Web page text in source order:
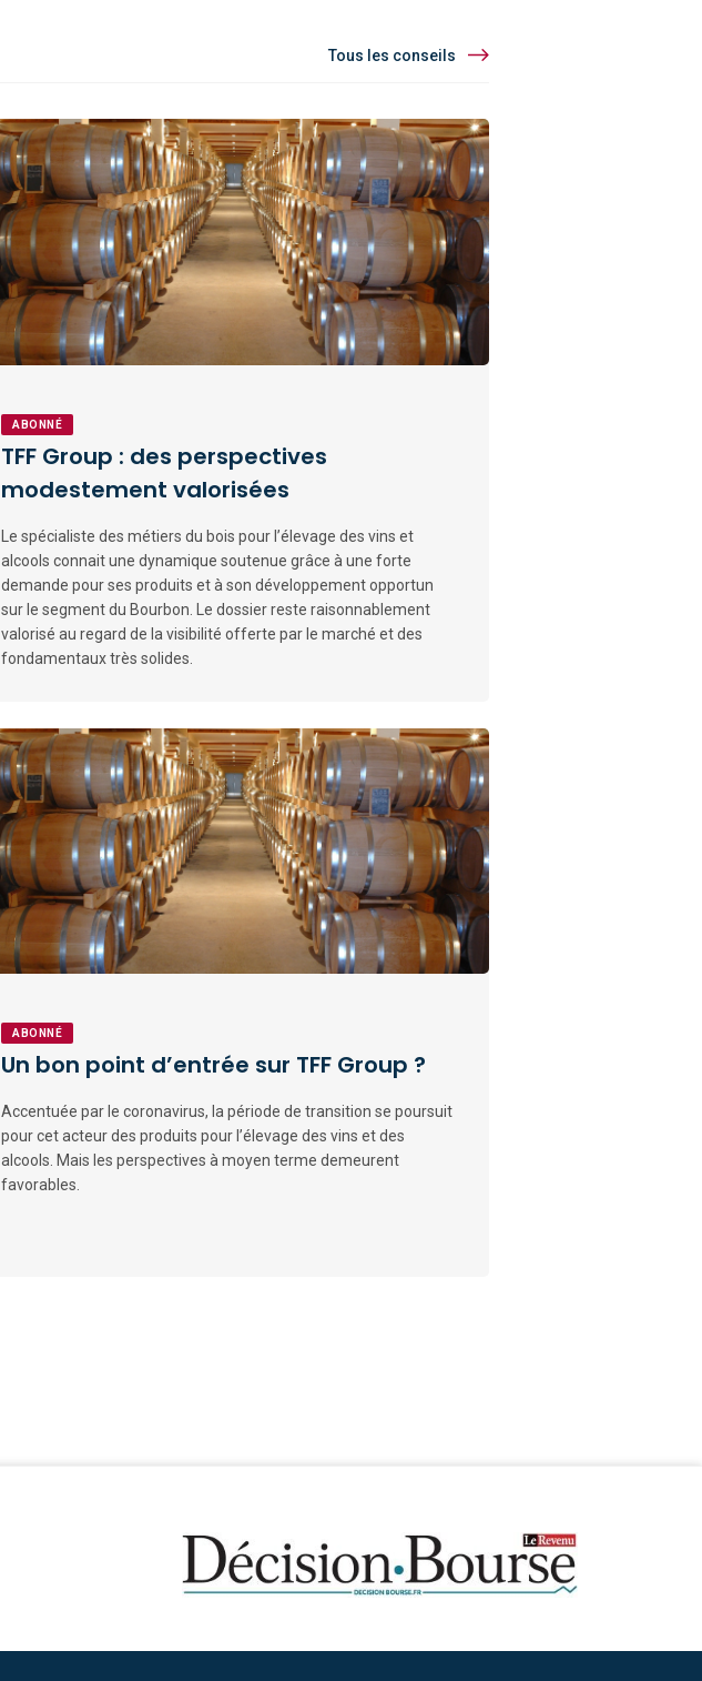
Tous les conseils
ABONNÉ
TFF Group : des perspectives
modestement valorisées
Le spécialiste des métiers du bois pour l’élevage des vins et
alcools connait une dynamique soutenue grâce à une forte
demande pour ses produits et à son développement opportun
sur le segment du Bourbon. Le dossier reste raisonnablement
valorisé au regard de la visibilité offerte par le marché et des
fondamentaux très solides.
ABONNÉ
Un bon point d’entrée sur TFF Group ?
Accentuée par le coronavirus, la période de transition se poursuit
pour cet acteur des produits pour l’élevage des vins et des
alcools. Mais les perspectives à moyen terme demeurent
favorables.